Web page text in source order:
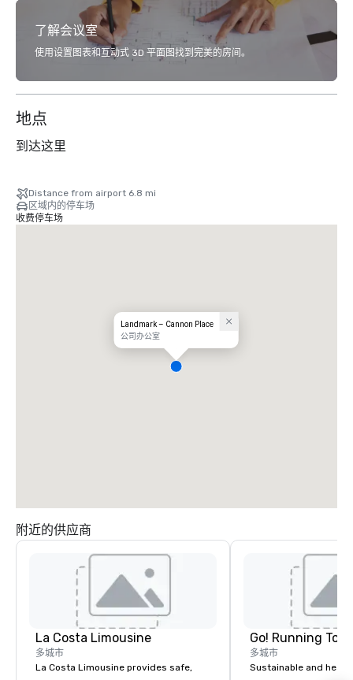
了解会议室
使用设置图表和互动式 3D 平面图找到完美的房间。
地点
到达这里
Distance from airport 6.8 mi
区域内的停车场
收费停车场
Landmark – Cannon Place
公司办公室
附近的供应商
La Costa Limousine
多城市
La Costa Limousine provides safe,
Go! Running
多城市
Sustainable and